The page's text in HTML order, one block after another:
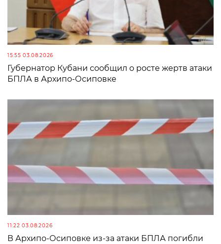
15:55 03.08.2026
Губернатор Кубани сообщил о росте жертв атаки
БПЛА в Архипо-Осиповке
11:22 03.08.2026
В Архипо-Осиповке из-за атаки БПЛА погибли